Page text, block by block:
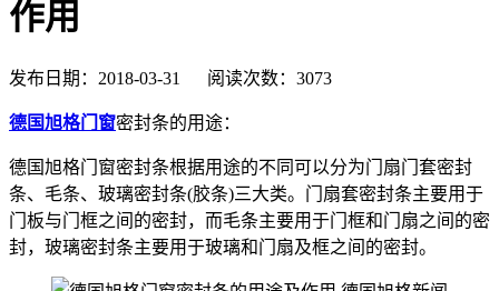
作用
发布日期：2018-03-31 阅读次数：3073
德国旭格门窗密封条的用途：
德国旭格门窗密封条根据用途的不同可以分为门扇门套密封
条、毛条、玻璃密封条(胶条)三大类。门扇套密封条主要用于
门板与门框之间的密封，而毛条主要用于门框和门扇之间的密
封，玻璃密封条主要用于玻璃和门扇及框之间的密封。